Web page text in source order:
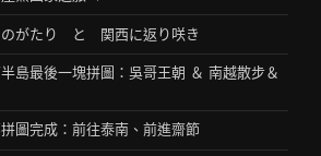
がたり と 関西に返り咲き
島最後一塊拼圖：吳哥王朝 ＆ 南越散步＆
圖完成：前往泰南、前進齋節